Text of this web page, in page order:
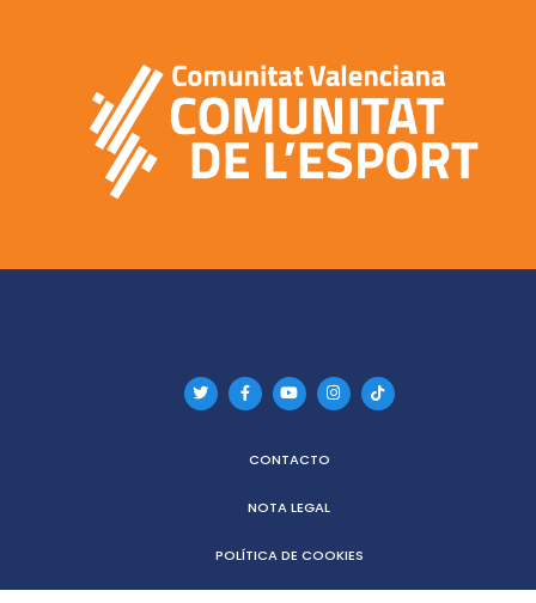
CONTACTO
NOTA LEGAL
POLÍTICA DE COOKIES